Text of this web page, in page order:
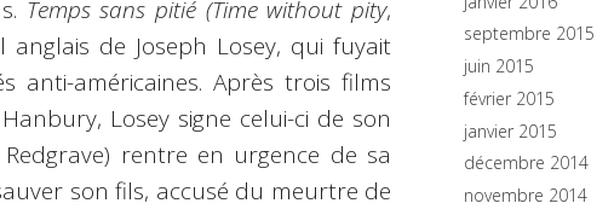
Temps sans pitié (Time without pity,
de Joseph Losey, qui fuyait
anti-américaines. Après trois films
Losey signe celui-ci de son
rentre en urgence de sa
son fils, accusé du meurtre de
septembre 2015
juin 2015
février 2015
janvier 2015
décembre 2014
novembre 2014